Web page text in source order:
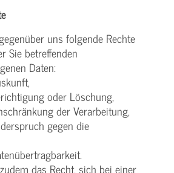
uns folgende Rechte
Sie betreffenden
Daten:
oder Löschung,
der Verarbeitung,
gegen die
das Recht, sich bei einer